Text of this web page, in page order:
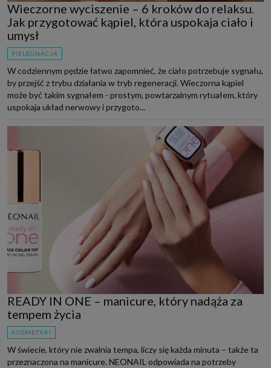
Wieczorne wyciszenie – 6 kroków do relaksu.
Jak przygotować kąpiel, która uspokaja ciało i
umysł
PIELĘGNACJA
W codziennym pędzie łatwo zapomnieć, że ciało potrzebuje sygnału,
by przejść z trybu działania w tryb regeneracji. Wieczorna kąpiel
może być takim sygnałem - prostym, powtarzalnym rytuałem, który
uspokaja układ nerwowy i przygoto...
READY IN ONE – manicure, który nadąża za
tempem życia
KOSMETYKI
W świecie, który nie zwalnia tempa, liczy się każda minuta – także ta
przeznaczona na manicure. NEONAIL odpowiada na potrzeby